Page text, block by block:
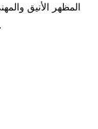
المظهر الأنيق
مطبخ، مما يجعله خيارًا عمليًا وأنيقًا لأي مؤسسة.